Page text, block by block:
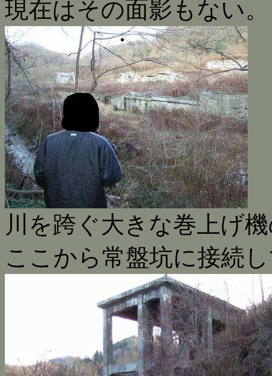
現在はその面影もない。
川を跨ぐ大きな巻上げ
ここから常盤坑に接続